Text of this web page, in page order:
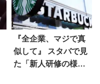
『全企業、マジで真
似して』 スタバで見
た「新人研修の様